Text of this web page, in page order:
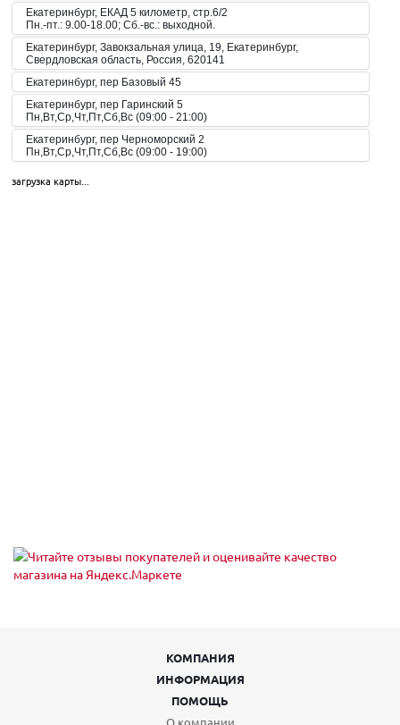
Екатеринбург, ЕКАД 5 километр, стр.6/2
Пн.-пт.: 9.00-18.00; Сб.-вс.: выходной.
Екатеринбург, Завокзальная улица, 19, Екатеринбург,
Свердловская область, Россия, 620141
Екатеринбург, пер Базовый 45
Екатеринбург, пер Гаринский 5
Пн,Вт,Ср,Чт,Пт,Сб,Вс (09:00 - 21:00)
Екатеринбург, пер Черноморский 2
Пн,Вт,Ср,Чт,Пт,Сб,Вс (09:00 - 19:00)
Пн-Вс 10:00-20:00
Пн,Вт,Ср,Чт,Пт,Сб,Вс (09:00 - 21:00)
Екатеринбург, проспект Академика Сахарова, 29
пн-пт 09:00-18:00; сб, вс выходной
Екатеринбург, Таганская ул., 60
пн-пт 08:00-19:00; сб 10:00-16:00; вс выходной
Екатеринбург, тракт Сибирский
загрузка карты...
КОМПАНИЯ
ИНФОРМАЦИЯ
ПОМОЩЬ
О компании